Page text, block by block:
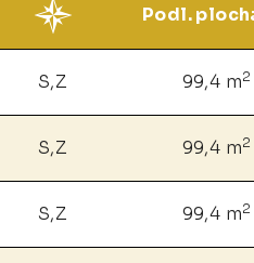
Podl.
S,Z 99,4 m2
S,Z 99,4 m2
S,Z 99,4 m2